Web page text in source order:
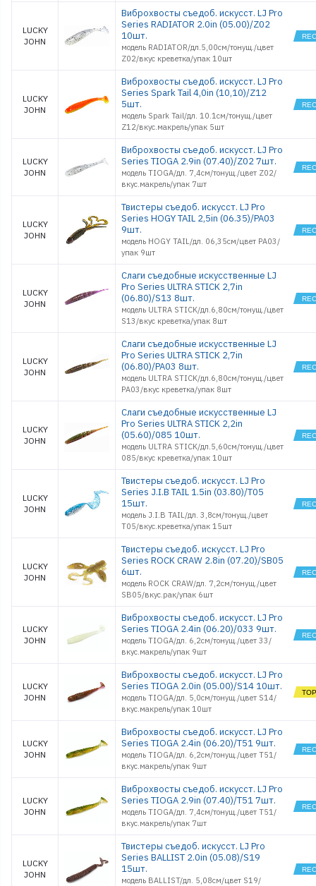
ROCK
2.8
SLIM
SHAKER 3
SLIM
SPARK TAIL
2.0
SPARK TAIL
4.0
TIOGA 2.0
TIOGA 3.4
TIOGA 3.9
TIOGA 4.5
3.9
TIOGA FAT
5.8
ULTRA
1,4
ULTRA
2.2
CURLY 3,0
CURLY 4.0
3.5
WHITE FISH
0,8
LUCKY
JOHN
Виброхвосты съедоб. искусст. LJ Pro
Series RADIATOR 2.0in (05.00)/Z02
10шт.
модель RADIATOR/дл.5,00см/тонущ./цвет
Z02/вкус креветка/упак 10шт
LUCKY
JOHN
Виброхвосты съедоб. искусст. LJ Pro
Series Spark Tail 4,0in (10,10)/Z12
5шт.
модель Spark Tail/дл. 10.1см/тонущ./цвет
Z12/вкус.макрель/упак 5шт
LUCKY
JOHN
Виброхвосты съедоб. искусст. LJ Pro
Series TIOGA 2.9in (07.40)/Z02 7шт.
модель TIOGA/дл. 7,4см/тонущ./цвет Z02/
вкус.макрель/упак 7шт
LUCKY
JOHN
Твистеры съедоб. искусст. LJ Pro
Series HOGY TAIL 2,5in (06.35)/PA03
9шт.
модель HOGY TAIL/дл. 06,35см/цвет PA03/
упак 9шт
LUCKY
JOHN
Слаги съедобные искусственные LJ
Pro Series ULTRA STICK 2,7in
(06.80)/S13 8шт.
модель ULTRA STICK/дл.6,80см/тонущ./цвет
S13/вкус креветка/упак 8шт
LUCKY
JOHN
Слаги съедобные искусственные LJ
Pro Series ULTRA STICK 2,7in
(06.80)/PA03 8шт.
модель ULTRA STICK/дл.6,80см/тонущ./цвет
PA03/вкус креветка/упак 8шт
LUCKY
JOHN
Слаги съедобные искусственные LJ
Pro Series ULTRA STICK 2,2in
(05.60)/085 10шт.
модель ULTRA STICK/дл.5,60см/тонущ./цвет
085/вкус креветка/упак 10шт
LUCKY
JOHN
Твистеры съедоб. искусст. LJ Pro
Series J.I.B TAIL 1.5in (03.80)/T05
15шт.
модель J.I.B TAIL/дл. 3,8см/тонущ./цвет
T05/вкус.креветка/упак 15шт
LUCKY
JOHN
Твистеры съедоб. искусст. LJ Pro
Series ROCK CRAW 2.8in (07.20)/SB05
6шт.
модель ROCK CRAW/дл. 7,2см/тонущ./цвет
SB05/вкус.рак/упак 6шт
LUCKY
JOHN
Виброхвосты съедоб. искусст. LJ Pro
Series TIOGA 2.4in (06.20)/033 9шт.
модель TIOGA/дл. 6,2см/тонущ./цвет 33/
вкус.макрель/упак 9шт
LUCKY
JOHN
Виброхвосты съедоб. искусст. LJ Pro
Series TIOGA 2.0in (05.00)/S14 10шт.
модель TIOGA/дл. 5,0см/тонущ./цвет S14/
вкус.макрель/упак 10шт
LUCKY
JOHN
Виброхвосты съедоб. искусст. LJ Pro
Series TIOGA 2.4in (06.20)/T51 9шт.
модель TIOGA/дл. 6,2см/тонущ./цвет T51/
вкус.макрель/упак 9шт
LUCKY
JOHN
Виброхвосты съедоб. искусст. LJ Pro
Series TIOGA 2.9in (07.40)/T51 7шт.
модель TIOGA/дл. 7,4см/тонущ./цвет T51/
вкус.макрель/упак 7шт
LUCKY
JOHN
Твистеры съедоб. искусст. LJ Pro
Series BALLIST 2.0in (05.08)/S19
15шт.
модель BALLIST/дл. 5,08см/цвет S19/